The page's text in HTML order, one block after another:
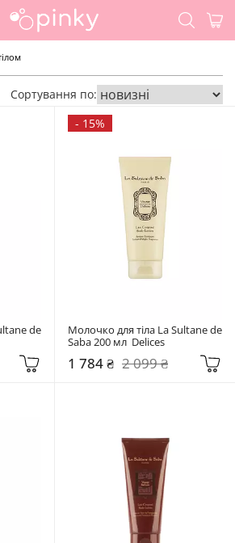
Сортування по:
de
- 15%
Молочко для тіла La Sultane de
Saba 200 мл  Delices
1 784 ₴ 2 099 ₴